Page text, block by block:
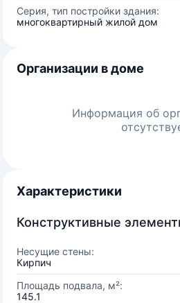
Серия, тип постройки здания:
многоквартирный жилой дом
Организации в доме
Информация об
Характеристики
Конструктивные
Несущие стены:
Кирпич
Площадь подвала, м²:
145.1